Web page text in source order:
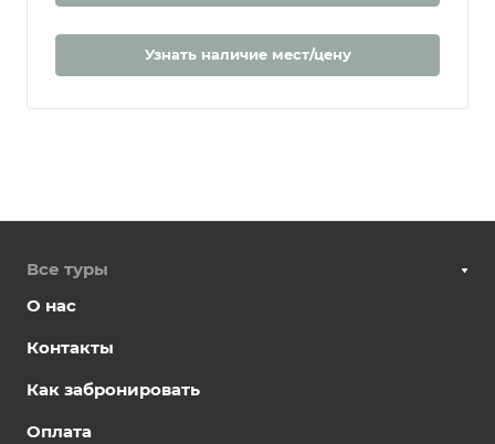
Узнать наличие мест/цену
Все туры
О нас
Контакты
Как забронировать
Оплата